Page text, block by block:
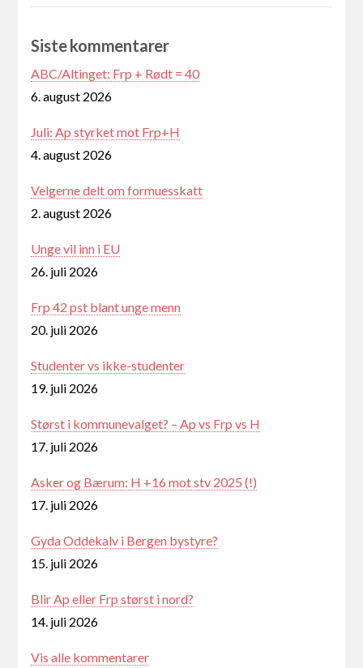
Siste kommentarer
ABC/Altinget: Frp + Rødt = 40
6. august 2026
Juli: Ap styrket mot Frp+H
4. august 2026
Velgerne delt om formuesskatt
2. august 2026
Unge vil inn i EU
26. juli 2026
Frp 42 pst blant unge menn
20. juli 2026
Studenter vs ikke-studenter
19. juli 2026
Størst i kommunevalget? – Ap vs Frp vs H
17. juli 2026
Asker og Bærum: H +16 mot stv 2025 (!)
17. juli 2026
Gyda Oddekalv i Bergen bystyre?
15. juli 2026
Blir Ap eller Frp størst i nord?
14. juli 2026
Vis alle kommentarer